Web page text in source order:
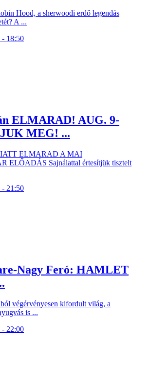
Hood, a sherwoodi erdő legendás
A ...
- 18:50
ELMARAD! AUG. 9-
MEG! ...
ELMARAD A MAI
ELŐADÁS Sajnálattal értesítjük tisztelt
- 21:50
Nagy Feró: HAMLET
végérvényesen kifordult világ, a
is ...
- 22:00